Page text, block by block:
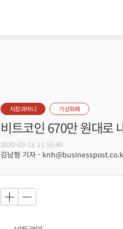
시장과머니 가상화폐
비트코인 670만 원대로
2020-03-15 11:55:46
김남형 기자 -